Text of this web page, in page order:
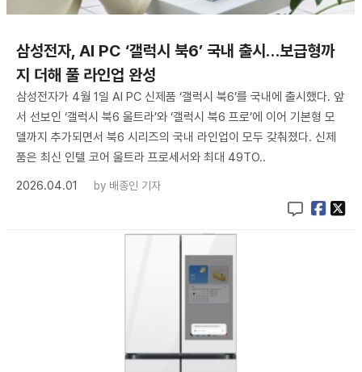
삼성전자, AI PC ‘갤럭시 북6’ 국내 출시…보급형까
지 더해 풀 라인업 완성
삼성전자가 4월 1일 AI PC 신제품 ‘갤럭시 북6’를 국내에 출시했다. 앞
서 선보인 ‘갤럭시 북6 울트라’와 ‘갤럭시 북6 프로’에 이어 기본형 모
델까지 추가되면서 북6 시리즈의 국내 라인업이 모두 갖춰졌다. 신제
품은 최신 인텔 코어 울트라 프로세서와 최대 49TO..
2026.04.01
by 배종인 기자